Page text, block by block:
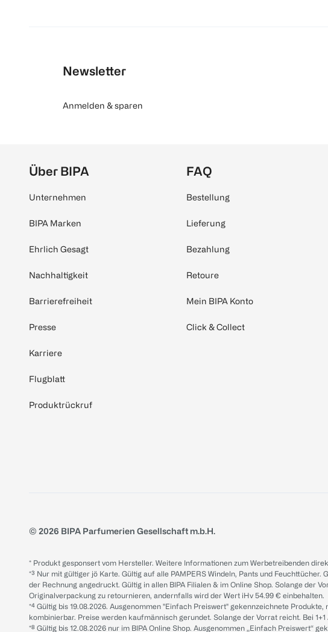
Newsletter
Anmelden & sparen
Über BIPA
Unternehmen
BIPA Marken
Ehrlich Gesagt
Nachhaltigkeit
Barrierefreiheit
Presse
Karriere
Flugblatt
Produktrückruf
FAQ
Bestellung
Lieferung
Bezahlung
Retoure
Mein BIPA Konto
Click & Collect
© 2026 BIPA Parfumerien Gesellschaft m.b.H.
* Produkt gesponsert vom Hersteller. Weitere Informationen zum Werbetreibenden
*³ Nur mit gültiger jö Karte. Gültig auf alle PAMPERS Windeln, Pants und
der Rechnung angedruckt. Gültig in allen BIPA Filialen & im Online Shop. Solange der
Originalverpackung zu retournieren, andernfalls wird der Wert iHv 54.99 € einbehalten.
*⁴ Gültig bis 19.08.2026. Ausgenommen "Einfach Preiswert" gekennzeichnete
kombinierbar. Preise werden kaufmännisch gerundet. Solange der Vorrat reicht. Bei
*⁸ Gültig bis 12.08.2026 nur im BIPA Online Shop. Ausgenommen „Einfach